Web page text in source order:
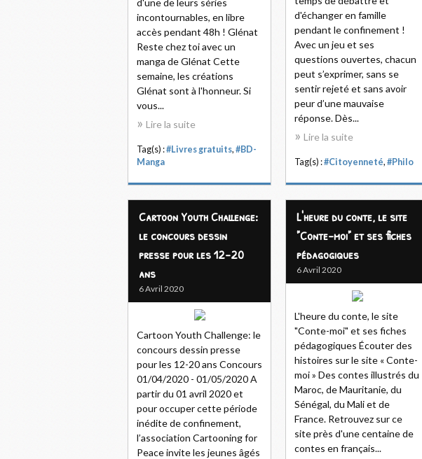
d'une de leurs séries
incontournables, en libre
accès pendant 48h ! Glénat
Reste chez toi avec un
manga de Glénat Cette
semaine, les créations
Glénat sont à l'honneur. Si
vous...
Lire la suite
Tag(s) :#Livres gratuits, #BD-
Manga
d'échanger en famille
pendant le confinement !
Avec un jeu et ses
questions ouvertes, chacun
peut s’exprimer, sans se
sentir rejeté et sans avoir
peur d’une mauvaise
réponse. Dès...
Lire la suite
Tag(s) :#Citoyenneté, #Philo
Cartoon Youth Challenge:
le concours dessin
presse pour les 12-20
ans
6 Avril 2020
Cartoon Youth Challenge: le
concours dessin presse
pour les 12-20 ans Concours
01/04/2020 - 01/05/2020 A
partir du 01 avril 2020 et
pour occuper cette période
inédite de confinement,
l’association Cartooning for
Peace invite les jeunes âgés
L'heure du conte, le site
"Conte-moi" et ses fiches
pédagogiques
6 Avril 2020
L'heure du conte, le site
"Conte-moi" et ses fiches
pédagogiques Écouter des
histoires sur le site « Conte-
moi » Des contes illustrés du
Maroc, de Mauritanie, du
Sénégal, du Mali et de
France. Retrouvez sur ce
site près d'une centaine de
contes en français...